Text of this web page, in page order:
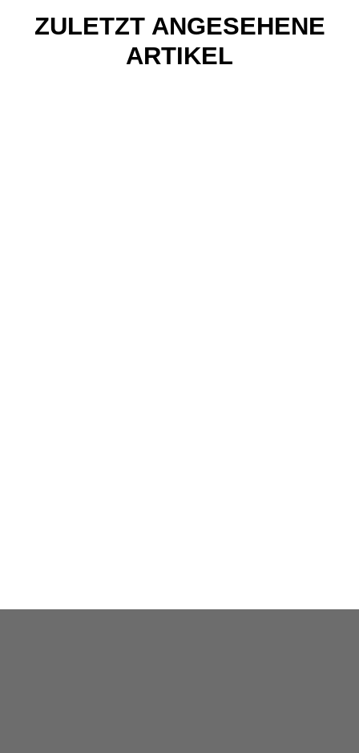
ZULETZT ANGESEHENE
ARTIKEL